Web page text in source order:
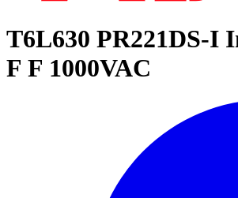
T6L630 PR221DS-I
F F 1000VAC